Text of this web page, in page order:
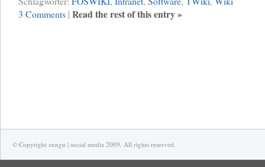
3 Comments | Read the rest of this entry »
© Copyright zungu | social media 2009. All rights reserved.